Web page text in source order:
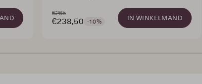
€265
€238,50 -10% IN WINKELMAND